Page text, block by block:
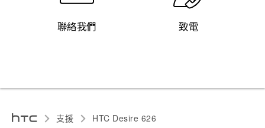
聯絡我們 致電
支援 HTC Desire 626‎